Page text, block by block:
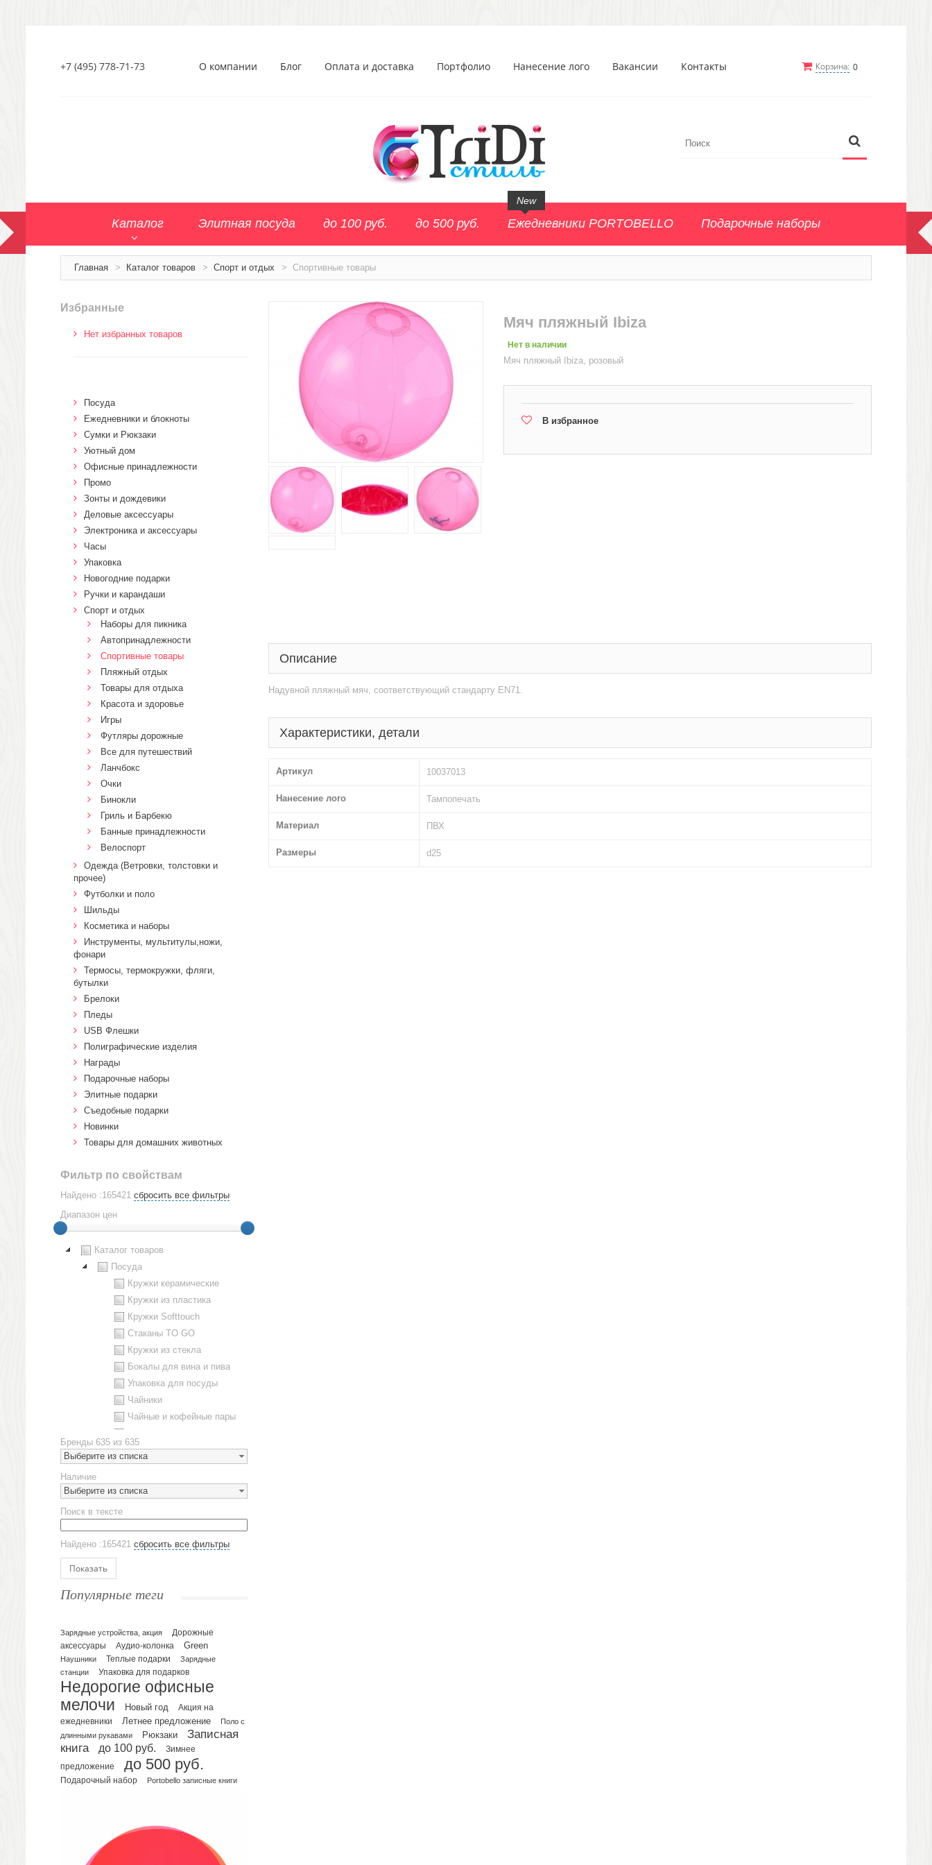
Корзина: 0
+7 (495) 778-71-73 О компании Блог Оплата и доставка Портфолио Нанесение лого Вакансии Контакты
Каталог Элитная посуда до 100 руб. до 500 руб. Ежедневники PORTOBELLO
New
Подарочные наборы
Главная > Каталог товаров > Спорт и отдых > Спортивные товары
Мяч пляжный Ibiza
Нет в наличии
Мяч пляжный Ibiza, розовый
В избранное
Описание
Надувной пляжный мяч, соответствующий стандарту EN71.
Характеристики, детали
Артикул 10037013
Нанесение лого Тампопечать
Материал ПВХ
Размеры d25
Избранные
Нет избранных товаров
Посуда
Ежедневники и блокноты
Сумки и Рюкзаки
Уютный дом
Офисные принадлежности
Промо
Зонты и дождевики
Деловые аксессуары
Электроника и аксессуары
Часы
Упаковка
Новогодние подарки
Ручки и карандаши
Спорт и отдых
Наборы для пикника
Автопринадлежности
Спортивные товары
Пляжный отдых
Товары для отдыха
Красота и здоровье
Игры
Футляры дорожные
Все для путешествий
Ланчбокс
Очки
Бинокли
Гриль и Барбекю
Банные принадлежности
Велоспорт
Одежда (Ветровки, толстовки и
прочее)
Футболки и поло
Шильды
Косметика и наборы
Инструменты, мультитулы,ножи,
фонари
Термосы, термокружки, фляги,
бутылки
Брелоки
Пледы
USB Флешки
Полиграфические изделия
Награды
Подарочные наборы
Элитные подарки
Cъедобные подарки
Новинки
Товары для домашних животных
Фильтр по свойствам
Найдено :165421 сбросить все фильтры
Диапазон цен
Каталог товаров
Посуда
Кружки керамические
Кружки из пластика
Кружки Softtouch
Стаканы TO GO
Кружки из стекла
Бокалы для вина и пива
Упаковка для посуды
Чайники
Чайные и кофейные пары
Наборы посуды
Предметы сервировки
Стаканы
Эко кружки
ЕВРОПОСУДА
Аксессуары
Ежедневники и блокноты
Датированные ежедневники
Планинги и телефонные книжки
Планинги датированные
Планинги недатированные
Телефонные книжки
Органайзер на ежедневник
Сумки и Рюкзаки
Сумки для планшетов и ноутбуков
Рюкзаки
Конференц-сумки
Несессеры и косметички
Бренды 635 из 635
Выберите из списка
Наличие
Выберите из списка
Поиск в тексте
Найдено :165421 сбросить все фильтры
Показать
Популярные теги
Зарядные устройства, акция
Дорожные
аксессуары
Аудио-колонка Green
Наушники Теплые подарки
Зарядные
станции
Упаковка для подарков
Недорогие офисные
мелочи
Новый год
Акция на
ежедневники
Летнее предложение
Поло с
длинными рукавами
Рюкзаки
Записная
книга
до 100 руб.
Зимнее
предложение
до 500 руб.
Подарочный набор Portobello записные книги